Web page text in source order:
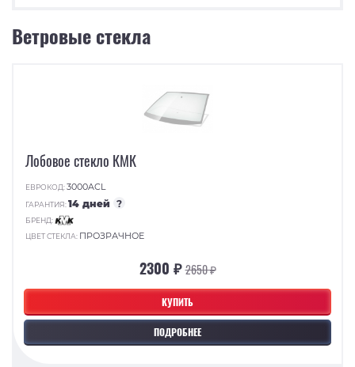
Ветровые стекла
КУПИТЬ
ПОДРОБНЕЕ
Лобовое стекло КМК
ЕВРОКОД:3000ACL
ГАРАНТИЯ:14 дней ?
БРЕНД:
ЦВЕТ СТЕКЛА: ПРОЗРАЧНОЕ
2300 ₽2650 ₽